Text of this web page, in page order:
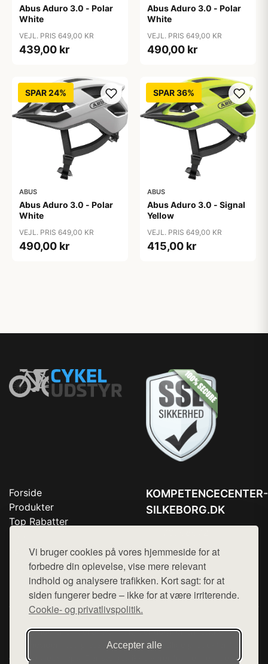
Vi bruger cookies på vores hjemmeside for at
forbedre din oplevelse, vise mere relevant
indhold og analysere trafikken. Kort sagt: for at
siden fungerer bedre – ikke for at være irriterende.
Cookie- og privatlivspolitik.
Accepter alle
Abus Aduro 3.0 - Polar
White
VEJL. PRIS 649,00 KR
439,00 kr
Abus Aduro 3.0 - Polar
White
VEJL. PRIS 649,00 KR
490,00 kr
SPAR 24%
ABUS
Abus Aduro 3.0 - Polar
White
VEJL. PRIS 649,00 KR
490,00 kr
SPAR 36%
ABUS
Abus Aduro 3.0 - Signal
Yellow
VEJL. PRIS 649,00 KR
415,00 kr
Forside
Produkter
Top Rabatter
Kontakt
KOMPETENCECENTER-
SILKEBORG.DK
Mail:hej@want.dk
Cookie- og privatlivspolitik
Denne side er en del af want.dk, der udgiver en række
hjemmesider med præsentation af forskellige produkter fra
diverse webshops. Der sælges ikke varer fra denne side - vi